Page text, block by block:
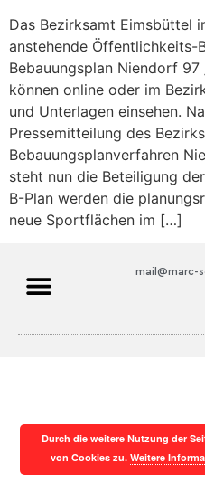
Das Bezirksamt Eimsbüttel
anstehende Öffentlichkeits-
Bebauungsplan Niendorf 97
können online oder im
und Unterlagen einsehen.
Pressemitteilung des
Bebauungsplanverfahren
steht nun die Beteiligung
B-Plan werden die
neue Sportflächen im […]
mail@marc-
Durch die weitere Nutzung der
von Cookies zu.Weitere